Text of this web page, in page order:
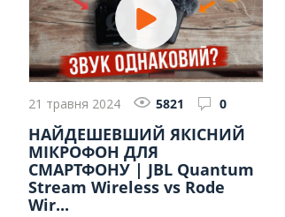
21 травня 2024 5821 0
НАЙДЕШЕВШИЙ ЯКІСНИЙ
МІКРОФОН ДЛЯ
СМАРТФОНУ | JBL Quantum
Stream Wireless vs Rode
Wir...